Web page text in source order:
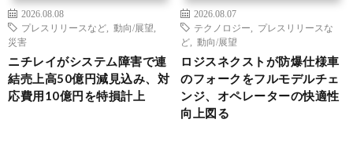
2026.08.08
プレスリリースなど
動向/展望
災害
ニチレイがシステム障害で連
結売上高50億円減見込み、対
応費用10億円を特損計上
2026.08.07
テクノロジー
プレスリリースな
ど
動向/展望
ロジスネクストが防爆仕様車
のフォークをフルモデルチェ
ンジ、オペレーターの快適性
向上図る